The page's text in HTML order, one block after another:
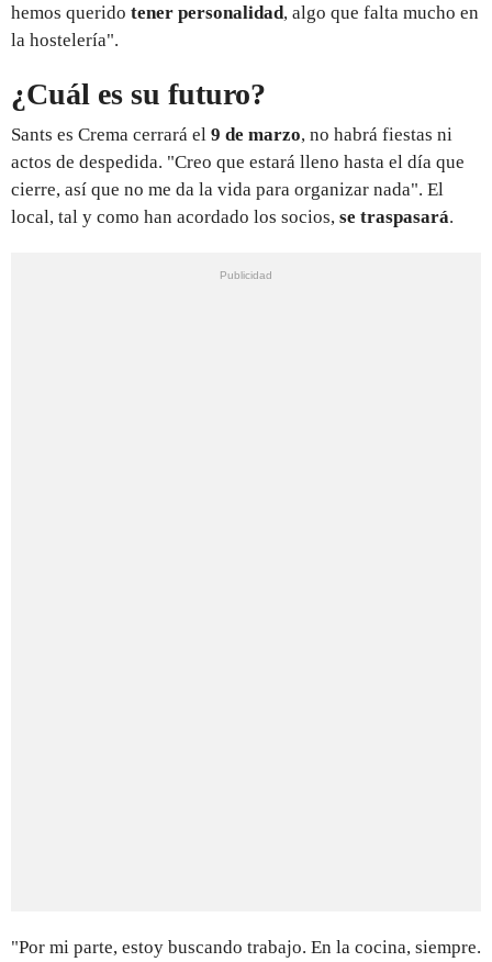
hemos querido tener personalidad, algo que falta mucho en
la hostelería".
¿Cuál es su futuro?
Sants es Crema cerrará el 9 de marzo, no habrá fiestas ni
actos de despedida. "Creo que estará lleno hasta el día que
cierre, así que no me da la vida para organizar nada". El
local, tal y como han acordado los socios, se traspasará.
"Por mi parte, estoy buscando trabajo. En la cocina, siempre.